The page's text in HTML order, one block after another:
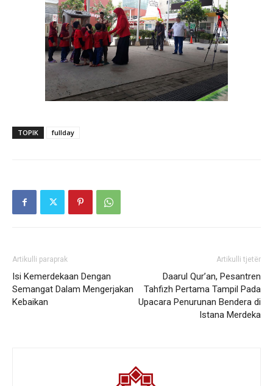
TOPIK fullday
Artikulli paraprak
Isi Kemerdekaan Dengan
Semangat Dalam Mengerjakan
Kebaikan
Artikulli tjetër
Daarul Qur’an, Pesantren
Tahfizh Pertama Tampil Pada
Upacara Penurunan Bendera di
Istana Merdeka